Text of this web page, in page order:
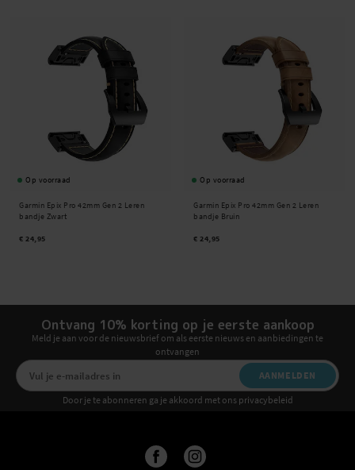
Op voorraad
Garmin Epix Pro 42mm Gen 2 Leren
bandje Zwart
€ 24,95
Op voorraad
Garmin Epix Pro 42mm Gen 2 Leren
bandje Bruin
€ 24,95
Ontvang 10% korting op je eerste aankoop
Meld je aan voor de nieuwsbrief om als eerste nieuws en aanbiedingen te
ontvangen
AANMELDEN
Door je te abonneren ga je akkoord met ons privacybeleid